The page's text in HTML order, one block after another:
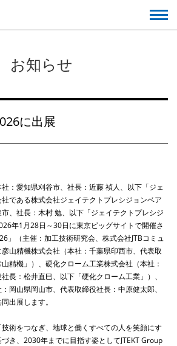
お知らせ
に出展
：愛知県刈谷市、社長：近藤禎人、以下「ジェ
である株式会社ジェイテクトプレシジョンベア
、社長：木村 勉、以下「ジェイテクトプレシジ
年1 月28日～30日に東京ビッグサイトで開催さ
」（主催：加工技術研究会、株式会社JTBコミュ
山精機株式会社（本社：千葉県印西市、代表取
精機」）、硬化クローム工業株式会社（本社：
長：松井直巳、以下「硬化クローム工業」）、
岡山県岡山市、代表取締役社長：中原健太郎、
出展します。
術をつなぎ、地球と働くすべての人を笑顔にす
き、 2030年までに目指す姿としてJTEKT Group